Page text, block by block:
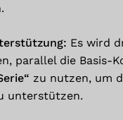
Es wird
parallel die Basis-
zu nutzen, um
unterstützen.